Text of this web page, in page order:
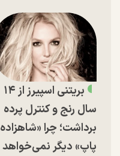
بریتنی اسپیرز از ۱۴
سال رنج و کنترل پرده
برداشت؛ چرا «شاهزاده
پاپ» دیگر نمی‌خواهد